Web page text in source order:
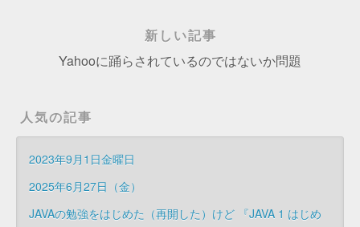
新しい記事
Yahooに踊らされているのではないか問題
人気の記事
2023年9月1日金曜日
2025年6月27日（金）
JAVAの勉強をはじめた（再開した）けど 『JAVA 1 はじめ